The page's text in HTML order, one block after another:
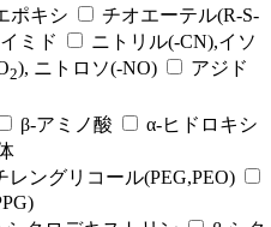
ポキシ
チオエーテル(R-S-
ミド
ニトリル(-CN),イソ
2), ニトロソ(-NO)
アジド
β-アミノ酸
α-ヒドロキシ
レングリコール(PEG,PEO)